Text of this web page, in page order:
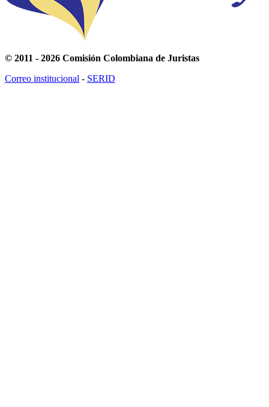
© 2011 - 2026 Comisión Colombiana de Juristas
Correo institucional - SERID